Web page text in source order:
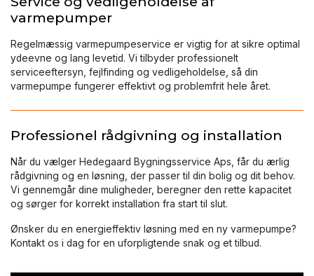
varmepumper
Regelmæssig varmepumpeservice er vigtig for at sikre optimal
ydeevne og lang levetid. Vi tilbyder professionelt
serviceeftersyn, fejlfinding og vedligeholdelse, så din
varmepumpe fungerer effektivt og problemfrit hele året.
Professionel rådgivning og installation
Når du vælger Hedegaard Bygningsservice Aps, får du ærlig
rådgivning og en løsning, der passer til din bolig og dit behov.
Vi gennemgår dine muligheder, beregner den rette kapacitet
og sørger for korrekt installation fra start til slut.
Ønsker du en energieffektiv løsning med en ny varmepumpe?
Kontakt os i dag for en uforpligtende snak og et tilbud.